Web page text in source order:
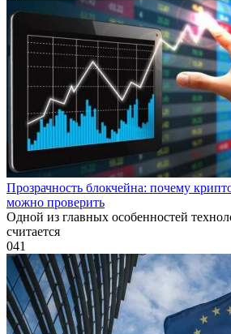
Прозрачность блокчейна: почему
можно проверить
Одной из главных особенностей
считается
041